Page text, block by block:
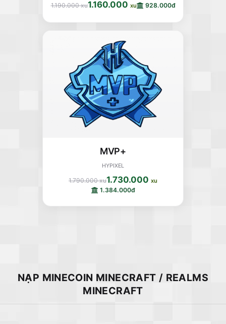
1.190.000 xu1.160.000 xu 928.000đ
MVP+
HYPIXEL
1.790.000 xu1.730.000 xu
1.384.000đ
NẠP MINECOIN MINECRAFT / REALMS
MINECRAFT